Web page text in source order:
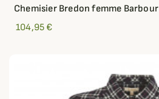
Chemisier Bredon femme Barbour
104,95 €